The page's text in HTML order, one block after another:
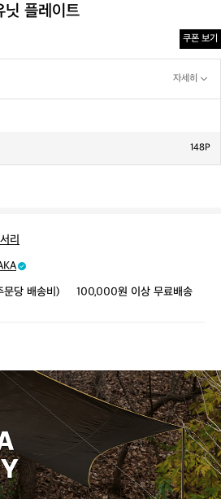
플레이트
쿠폰 보기
자세히
148P
리
당 배송비) 100,000원 이상 무료배송